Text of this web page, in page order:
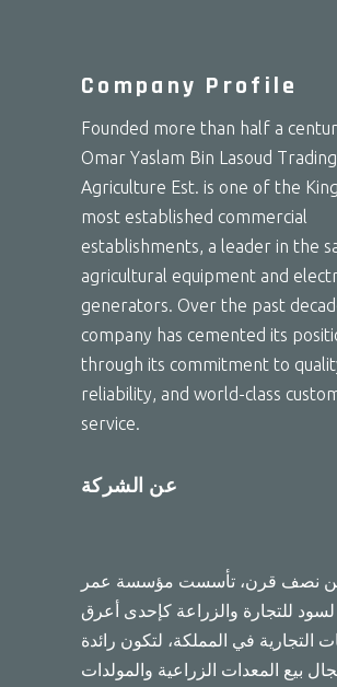
Company Profile
Founded more than half a
Omar Yaslam Bin Lasoud
Agriculture Est. is one of the
most established commercial
establishments, a leader in the
agricultural equipment and
generators. Over the past
company has cemented its
through its commitment to
reliability, and world-class
service.
عن الشركة
من نصف قرن، تأسست مؤسسة عمر
للتجارة والزراعة كإحدى أعرق
التجارية في المملكة، لتكون رائدة
بيع المعدات الزراعية والمولدات